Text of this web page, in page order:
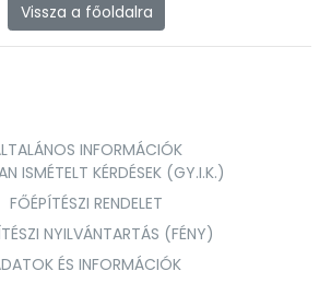
Vissza a főoldalra
INFORMÁCIÓK
ISMÉTELT KÉRDÉSEK (GY.I.K.)
FŐÉPÍTÉSZI RENDELET
NYILVÁNTARTÁS (FÉNY)
ÉS INFORMÁCIÓK